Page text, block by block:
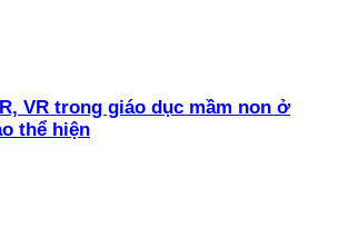
VR trong giáo dục mầm non ở
thể hiện